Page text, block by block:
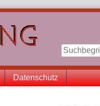
Datenschutz